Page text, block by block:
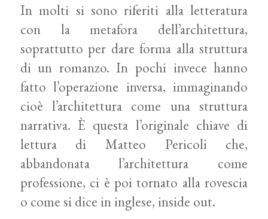
In molti si sono riferiti alla letteratura
con la metafora dell’architettura,
soprattutto per dare forma alla struttura
di un romanzo. In pochi invece hanno
fatto l’operazione inversa, immaginando
cioè l’architettura come una struttura
narrativa. È questa l’originale chiave di
lettura di Matteo Pericoli che,
abbandonata l’architettura come
professione, ci è poi tornato alla rovescia
o come si dice in inglese, inside out.